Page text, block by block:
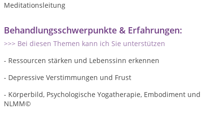
Meditationsleitung
Behandlungsschwerpunkte & Erfahrungen:
>>> Bei diesen Themen kann ich Sie unterstützen
- Ressourcen stärken und Lebenssinn erkennen
- Depressive Verstimmungen und Frust
- Körperbild, Psychologische Yogatherapie, Embodiment und
NLMM©